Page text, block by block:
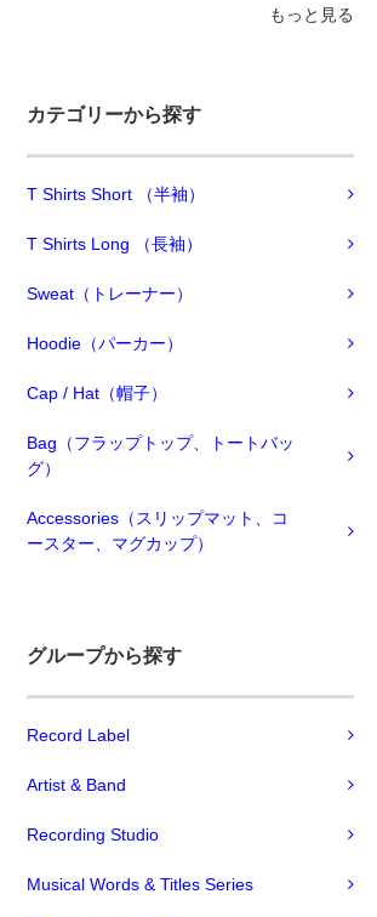
もっと見る
カテゴリーから探す
T Shirts Short （半袖）
T Shirts Long （長袖）
Sweat（トレーナー）
Hoodie（パーカー）
Cap / Hat（帽子）
Bag（フラップトップ、トートバッ
グ）
Accessories（スリップマット、コ
ースター、マグカップ）
グループから探す
Record Label
Artist & Band
Recording Studio
Musical Words & Titles Series